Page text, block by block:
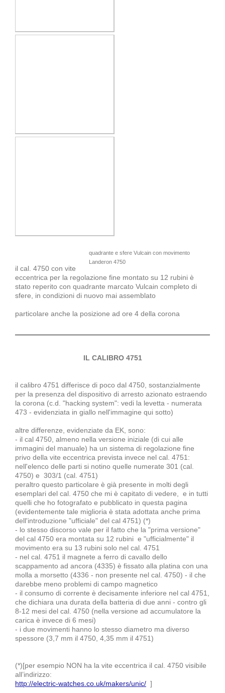
quadrante e sfere Vulcain con movimento
Landeron 4750
il cal. 4750 con vite
eccentrica per la regolazione fine montato su 12 rubini è
stato reperito con quadrante marcato Vulcain completo di
sfere, in condizioni di nuovo mai assemblato
particolare anche la posizione ad ore 4 della corona
IL CALIBRO 4751
il calibro 4751 differisce di poco dal 4750, sostanzialmente
per la presenza del dispositivo di arresto azionato estraendo
la corona (c.d. "hacking system": vedi la levetta - numerata
473 - evidenziata in giallo nell'immagine qui sotto)
altre differenze, evidenziate da EK, sono:
- il cal 4750, almeno nella versione iniziale (di cui alle
immagini del manuale) ha un sistema di regolazione fine
privo della vite eccentrica prevista invece nel cal. 4751:
nell'elenco delle parti si notino quelle numerate 301 (cal.
4750) e 303/1 (cal. 4751)
peraltro questo particolare è già presente in molti degli
esemplari del cal. 4750 che mi è capitato di vedere, e in tutti
quelli che ho fotografato e pubblicato in questa pagina
(evidentemente tale miglioria è stata adottata anche prima
dell'introduzione "ufficiale" del cal 4751) (*)
- lo stesso discorso vale per il fatto che la "prima versione"
del cal 4750 era montata su 12 rubini e "ufficialmente" il
movimento era su 13 rubini solo nel cal. 4751
- nel cal. 4751 il magnete a ferro di cavallo dello
scappamento ad ancora (4335) è fissato alla platina con una
molla a morsetto (4336 - non presente nel cal. 4750) - il che
darebbe meno problemi di campo magnetico
- il consumo di corrente è decisamente inferiore nel cal 4751,
che dichiara una durata della batteria di due anni - contro gli
8-12 mesi del cal. 4750 (nella versione ad accumulatore la
carica è invece di 6 mesi)
- i due movimenti hanno lo stesso diametro ma diverso
spessore (3,7 mm il 4750, 4,35 mm il 4751)
(*)[per esempio NON ha la vite eccentrica il cal. 4750 visibile
all’indirizzo:
http://electric-watches.co.uk/makers/unic/ ]